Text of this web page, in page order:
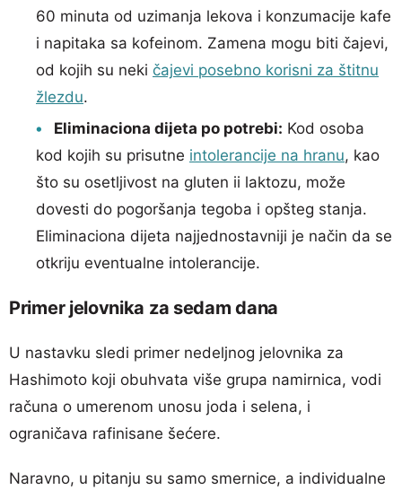
60 minuta od uzimanja lekova i konzumacije kafe
i napitaka sa kofeinom. Zamena mogu biti čajevi,
od kojih su neki čajevi posebno korisni za štitnu
žlezdu.
Eliminaciona dijeta po potrebi: Kod osoba
kod kojih su prisutne intolerancije na hranu, kao
što su osetljivost na gluten ii laktozu, može
dovesti do pogoršanja tegoba i opšteg stanja.
Eliminaciona dijeta najjednostavniji je način da se
otkriju eventualne intolerancije.
Primer jelovnika za sedam dana
U nastavku sledi primer nedeljnog jelovnika za
Hashimoto koji obuhvata više grupa namirnica, vodi
računa o umerenom unosu joda i selena, i
ograničava rafinisane šećere.
Naravno, u pitanju su samo smernice, a individualne